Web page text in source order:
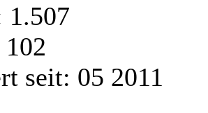
1.507
seit: 05 2011